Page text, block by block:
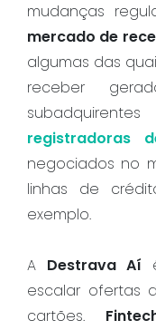
mudanças
mercado de
algumas das
receber
registradoras
negociados no
linhas de
exemplo.
A Destrava Aí
escalar ofertas
cartões.